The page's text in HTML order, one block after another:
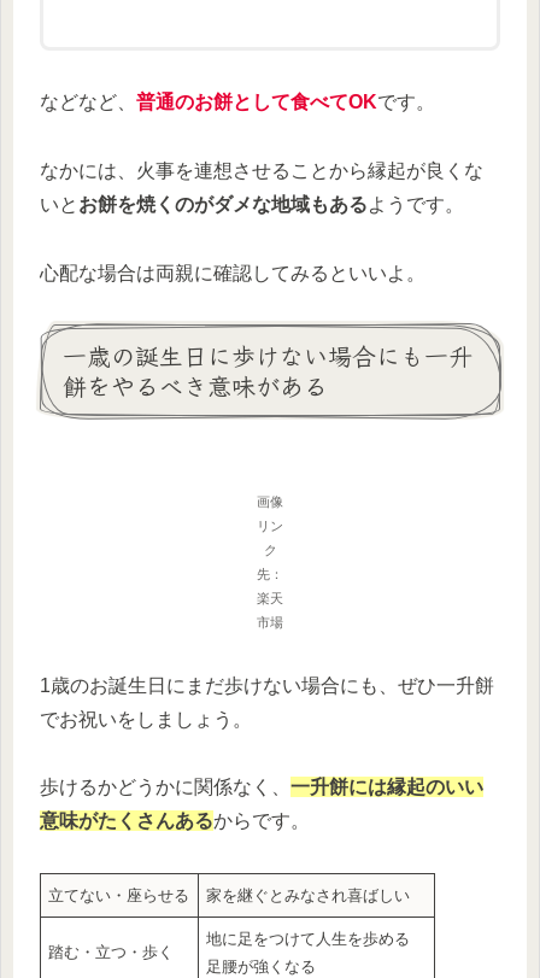
などなど、 普通のお餅として食べてOKです。
なかには、火事を連想させることから縁起が良くな
いと お餅を焼くのがダメな地域もあるようです。
心配な場合は両親に確認してみるといいよ。
一歳の誕生日に歩けない場合にも一升
餅をやるべき意味がある
画像
リン
ク
先：
楽天
市場
1歳のお誕生日にまだ歩けない場合にも、ぜひ一升餅
でお祝いをしましょう。
歩けるかどうかに関係なく、 一升餅には縁起のいい
意味がたくさんあるからです。
立てない・座らせる 家を継ぐとみなされ喜ばしい
踏む・立つ・歩く
地に足をつけて人生を歩める
足腰が強くなる